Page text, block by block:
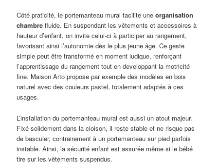
Côté praticité, le portemanteau mural facilite uneorganisation
chambre fluide. En suspendant les vêtements et accessoires à
hauteur d’enfant, on invite celui-ci à participer au rangement,
favorisant ainsi l’autonomie dès le plus jeune âge. Ce geste
simple peut être transformé en moment ludique, renforçant
l’apprentissage du rangement tout en developpant la motricité
fine. Maison Arto propose par exemple des modèles en bois
naturel avec des couleurs pastel, totalement adaptés à ces
usages.
L’installation du portemanteau mural est aussi un atout majeur.
Fixé solidement dans la cloison, il reste stable et ne risque pas
de basculer, contrairement à un portemanteau sur pied parfois
instable. Ainsi, la sécurité enfant est assurée même si le bébé
tire sur les vêtements suspendus.